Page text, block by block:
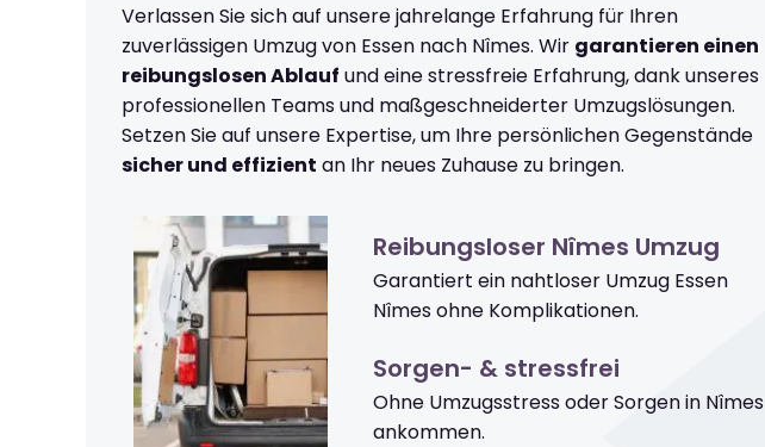
Verlassen Sie sich auf unsere jahrelange Erfahrung für Ihren
zuverlässigen Umzug von Essen nach Nîmes. Wir garantieren einen
reibungslosen Ablauf und eine stressfreie Erfahrung, dank unseres
professionellen Teams und maßgeschneiderter Umzugslösungen.
Setzen Sie auf unsere Expertise, um Ihre persönlichen Gegenstände
sicher und effizient an Ihr neues Zuhause zu bringen.
Reibungsloser Nîmes Umzug
Garantiert ein nahtloser Umzug Essen
Nîmes ohne Komplikationen.
Sorgen- & stressfrei
Ohne Umzugsstress oder Sorgen in Nîmes
ankommen.